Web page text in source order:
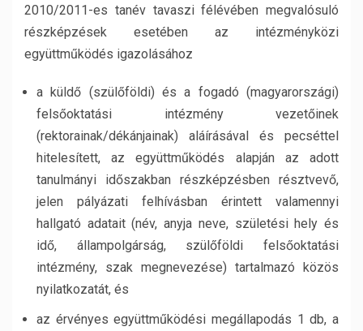
2010/2011-es tanév tavaszi félévében megvalósuló
részképzések esetében az intézményközi
együttműködés igazolásához
a küldő (szülőföldi) és a fogadó (magyarországi)
felsőoktatási intézmény vezetőinek
(rektorainak/dékánjainak) aláírásával és pecséttel
hitelesített, az együttműködés alapján az adott
tanulmányi időszakban részképzésben résztvevő,
jelen pályázati felhívásban érintett valamennyi
hallgató adatait (név, anyja neve, születési hely és
idő, állampolgárság, szülőföldi felsőoktatási
intézmény, szak megnevezése) tartalmazó közös
nyilatkozatát, és
az érvényes együttműködési megállapodás 1 db, a